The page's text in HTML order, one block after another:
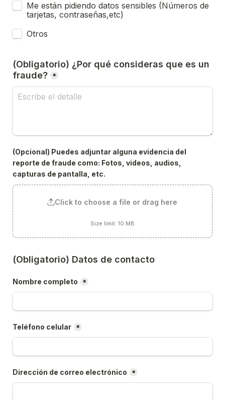
Me están pidiendo datos sensibles (Números de
tarjetas, contraseñas,etc)
Otros
(Obligatorio) ¿Por qué consideras que es un
fraude? *
(Opcional) Puedes adjuntar alguna evidencia del
reporte de fraude como: Fotos, videos, audios,
capturas de pantalla, etc.
Click to choose a file or drag here
Size limit: 10 MB
(Obligatorio) Datos de contacto
Nombre completo *
Teléfono celular *
Dirección de correo electrónico *